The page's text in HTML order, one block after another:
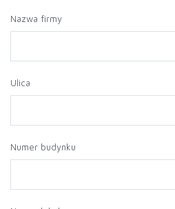
Nazwa firmy
Ulica
Numer budynku